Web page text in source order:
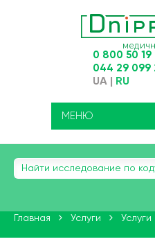
0 800 50 19
044 29 099
UA RU
МЕНЮ
Главная Услуги Услуги